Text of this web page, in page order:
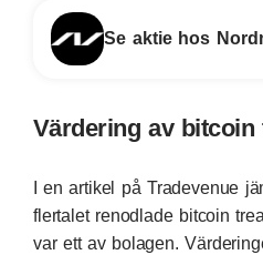
Se aktie hos
Värdering av bitcoin
I enartikel på Tradevenue
flertalet renodlade bitcoin
var ett av bolagen.